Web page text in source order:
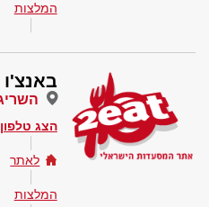
המלצות
באנצ'ו
השריג 4, בית
הצג טלפון
לאתר
המלצות